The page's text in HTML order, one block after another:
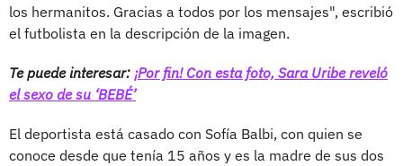
los hermanitos. Gracias a todos por los mensajes", escribió
el futbolista en la descripción de la imagen.
Te puede interesar: ¡Por fin! Con esta foto, Sara Uribe reveló
el sexo de su ‘BEBÉ’
El deportista está casado con Sofía Balbi, con quien se
conoce desde que tenía 15 años y es la madre de sus dos